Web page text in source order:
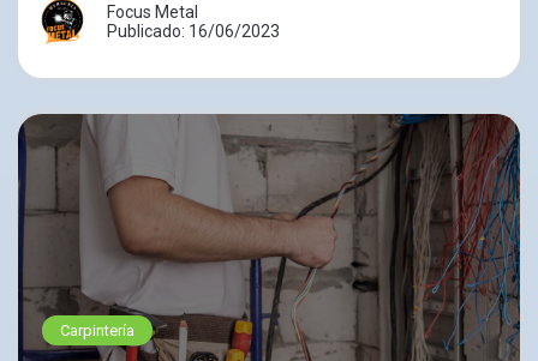
Focus Metal
Publicado: 16/06/2023
Carpintería